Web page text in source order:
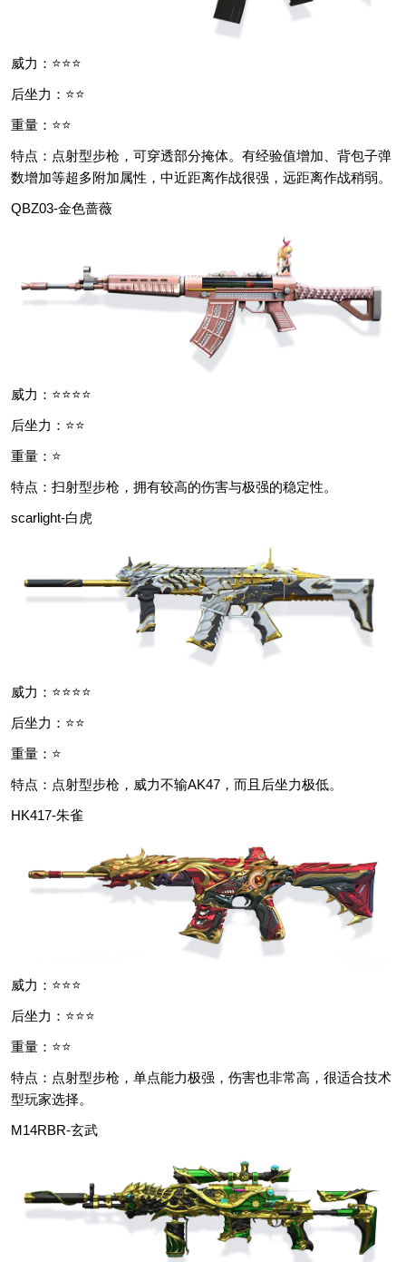
威力：⭐⭐⭐
后坐力：⭐⭐
重量：⭐⭐
特点：点射型步枪，可穿透部分掩体。有经验值增加、背包子弹
数增加等超多附加属性，中近距离作战很强，远距离作战稍弱。
QBZ03-金色蔷薇
威力：⭐⭐⭐⭐
后坐力：⭐⭐
重量：⭐
特点：扫射型步枪，拥有较高的伤害与极强的稳定性。
scarlight-白虎
威力：⭐⭐⭐⭐
后坐力：⭐⭐
重量：⭐
特点：点射型步枪，威力不输AK47，而且后坐力极低。
HK417-朱雀
威力：⭐⭐⭐
后坐力：⭐⭐⭐
重量：⭐⭐
特点：点射型步枪，单点能力极强，伤害也非常高，很适合技术
型玩家选择。
M14RBR-玄武